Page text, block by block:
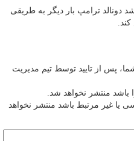
100 دلار موجب شد دونالد ترامپ بار دیگر به طریقی
پس از تایید توسط تیم مدیریت
باشد منتشر نخواهد شد.
یا غیر مرتبط باشد منتشر نخواهد